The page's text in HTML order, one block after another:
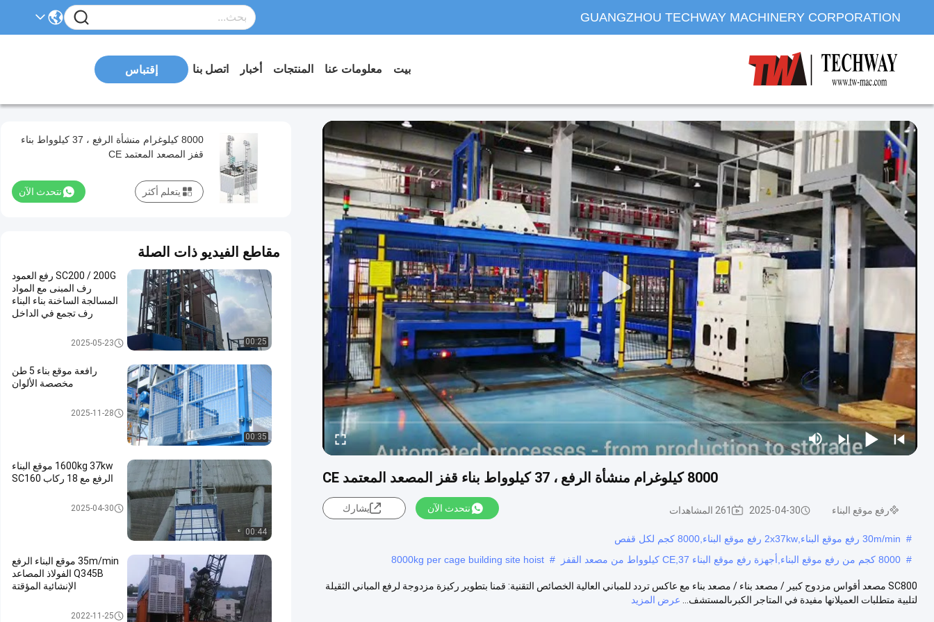
GUANGZHOU TECHWAY MACHINERY CORPORATION
بيت معلومات عنا المنتجات أخبار اتصل بنا إقتباس
8000 كيلوغرام منشأة الرفع ، 37 كيلوواط بناء قفز المصعد المعتمد CE
رفع موقع البناء 2025-04-30 261 المشاهدات نتحدث الآن يشارك
# 30m/min رفع موقع البناء,2x37kw رفع موقع البناء,8000 كجم لكل قفص
# 8000 كجم من رفع موقع البناء,أجهزة رفع موقع البناء CE,37 كيلوواط من مصعد القفز #
8000kg per cage building site hoist
SC800 مصعد أقواس مزدوج كبير / مصعد بناء / مصعد بناء مع عاكس تردد للمباني العالية الخصائص التقنية: قمنا بتطوير ركيزة مزدوجة لرفع المباني الثقيلة
لتلبية متطلبات العميلانها مفيدة في المتاجر الكبرىالمستشف...
عرض المزيد
8000 كيلوغرام منشأة الرفع ، 37 كيلوواط بناء
قفز المصعد المعتمد CE
نتحدث الآن يتعلم أكثر
مقاطع الفيديو ذات الصلة
00:25
SC200 / 200G رفع العمود
رف المبنى مع المواد
المسالجة الساخنة بناء البناء
رف تجمع في الداخل
2025-05-23
00:35
رافعة موقع بناء 5 طن
مخصصة الألوان
2025-11-28
00:44
1600kg 37kw موقع البناء
الرفع مع 18 ركاب SC160
2025-04-30
35m/min موقع البناء الرفع
Q345B الفولاذ المصاعد
الإنشائية المؤقتة
2022-11-25